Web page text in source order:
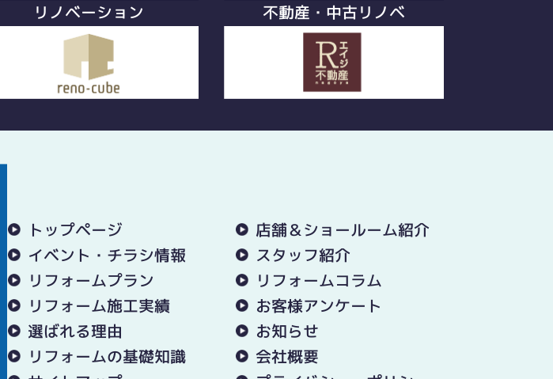
リノベーション 不動産・中古リノベ
トップページ
店舗＆ショールーム紹介
イベント・チラシ情報
スタッフ紹介
リフォームプラン
リフォームコラム
リフォーム施工実績
お客様アンケート
選ばれる理由
お知らせ
リフォームの基礎知識
会社概要